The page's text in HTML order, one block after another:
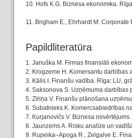
10. Hofs K.G. Biznesa ekonomika.
11. Brigham E., Ehrhardt M.
Papildliteratūra
1. Januška M. Firmas finansiāli
2. Krogzeme H. Komersantu darbības
3. Kālis I. Finanšu vadība. Rīga: LU,
4. Saksonova S. Uzņēmuma darbības
5. Zīriņa V. Finanšu plānošana
6. Subatnieks K. Komercsabiedrības
7. Kurjanovičs V. Biznesa
8. Jaunzems A. Risku analīze un
9. Rupeika–Apoga R., Zelgalve E.